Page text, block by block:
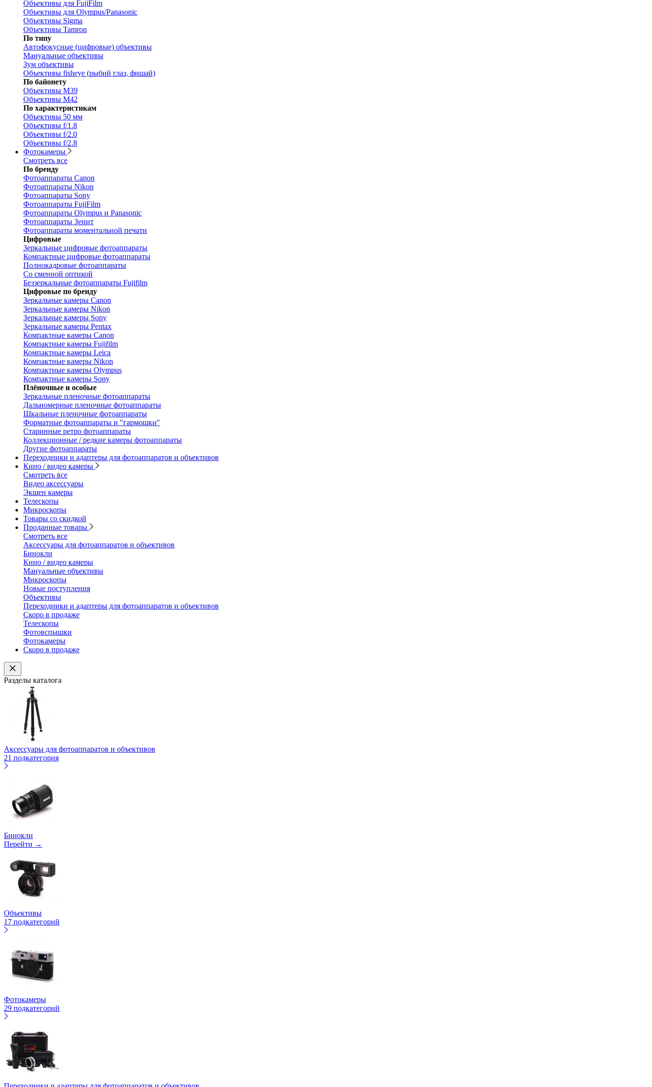
Объективы для FujiFilm
Объективы для Olympus/Panasonic
Объективы Sigma
Объективы Tamron
По типу
Автофокусные (цифровые) объективы
Мануальные объективы
Зум объективы
Объективы fisheye (рыбий глаз, фишай)
По байонету
Объективы M39
Объективы M42
По характеристикам
Объективы 50 мм
Объективы f/1.8
Объективы f/2.0
Объективы f/2.8
Фотокамеры
Смотреть все
По бренду
Фотоаппараты Canon
Фотоаппараты Nikon
Фотоаппараты Sony
Фотоаппараты FujiFilm
Фотоаппараты Olympus и Panasonic
Фотоаппараты Зенит
Фотоаппараты моментальной печати
Цифровые
Зеркальные цифровые фотоаппараты
Компактные цифровые фотоаппараты
Полнокадровые фотоаппараты
Со сменной оптикой
Беззеркальные фотоаппараты Fujifilm
Цифровые по бренду
Зеркальные камеры Canon
Зеркальные камеры Nikon
Зеркальные камеры Sony
Зеркальные камеры Pentax
Компактные камеры Canon
Компактные камеры Fujifilm
Компактные камеры Leica
Компактные камеры Nikon
Компактные камеры Olympus
Компактные камеры Sony
Плёночные и особые
Зеркальные пленочные фотоаппараты
Дальномерные пленочные фотоаппараты
Шкальные пленочные фотоаппараты
Форматные фотоаппараты и "гармошки"
Старинные ретро фотоаппараты
Коллекционные / редкие камеры фотоаппараты
Другие фотоаппараты
Переходники и адаптеры для фотоаппаратов и объективов
Кино / видео камеры
Смотреть все
Видео аксессуары
Экшен камеры
Телескопы
Микроскопы
Товары со скидкой
Проданные товары
Смотреть все
Аксессуары для фотоаппаратов и объективов
Бинокли
Кино / видео камеры
Мануальные объективы
Микроскопы
Новые поступления
Объективы
Переходники и адаптеры для фотоаппаратов и объективов
Скоро в продаже
Телескопы
Фотовспышки
Фотокамеры
Скоро в продаже
Разделы каталога
Аксессуары для фотоаппаратов и объективов
21 подкатегория
Бинокли
Перейти →
Объективы
17 подкатегорий
Фотокамеры
29 подкатегорий